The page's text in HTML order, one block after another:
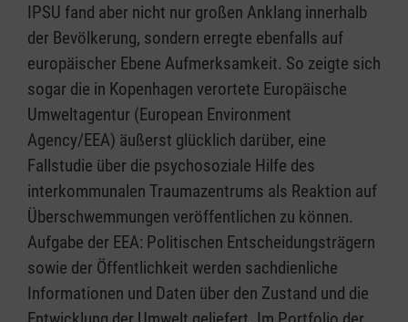
IPSU fand aber nicht nur großen Anklang innerhalb
der Bevölkerung, sondern erregte ebenfalls auf
europäischer Ebene Aufmerksamkeit. So zeigte sich
sogar die in Kopenhagen verortete Europäische
Umweltagentur (European Environment
Agency/EEA) äußerst glücklich darüber, eine
Fallstudie über die psychosoziale Hilfe des
interkommunalen Traumazentrums als Reaktion auf
Überschwemmungen veröffentlichen zu können.
Aufgabe der EEA: Politischen Entscheidungsträgern
sowie der Öffentlichkeit werden sachdienliche
Informationen und Daten über den Zustand und die